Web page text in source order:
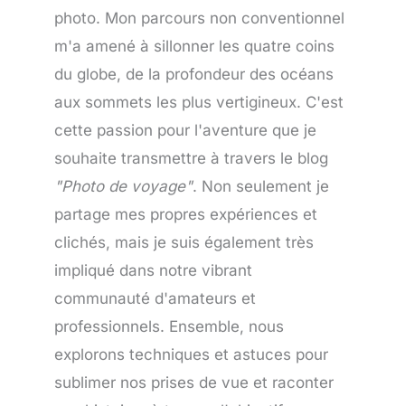
photo. Mon parcours non conventionnel
m'a amené à sillonner les quatre coins
du globe, de la profondeur des océans
aux sommets les plus vertigineux. C'est
cette passion pour l'aventure que je
souhaite transmettre à travers le blog
"Photo de voyage". Non seulement je
partage mes propres expériences et
clichés, mais je suis également très
impliqué dans notre vibrant
communauté d'amateurs et
professionnels. Ensemble, nous
explorons techniques et astuces pour
sublimer nos prises de vue et raconter